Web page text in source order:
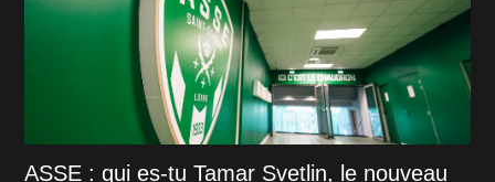
ASSE : qui es-tu Tamar Svetlin, le nouveau